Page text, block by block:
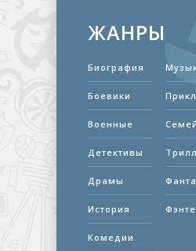
ЖАНРЫ
Биография
Боевики
Военные
Детективы
Драмы
История
Комедии